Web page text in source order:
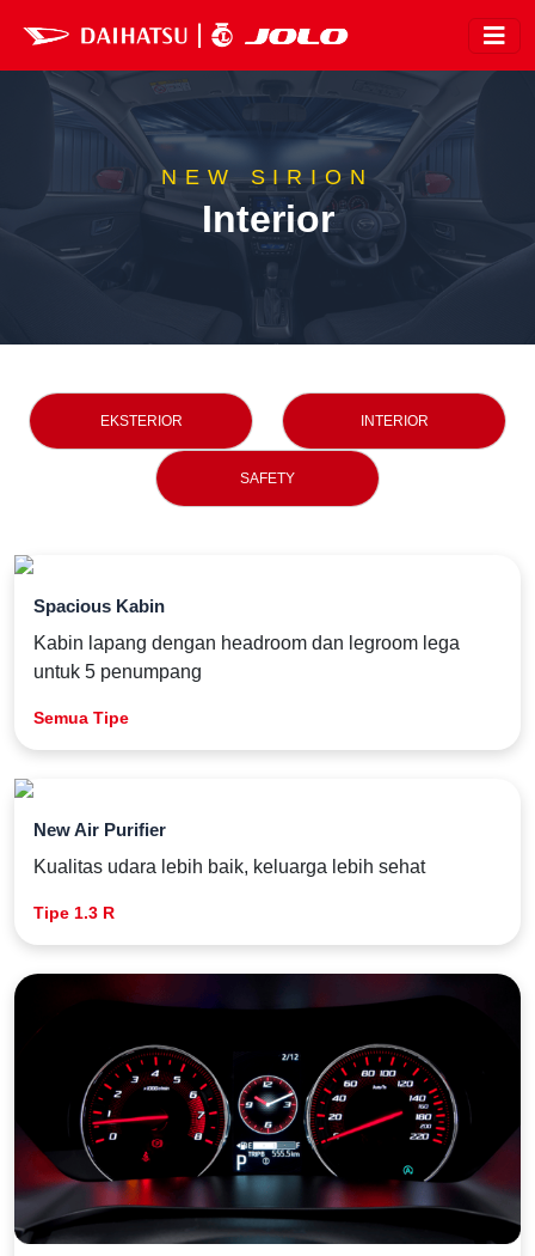
NEW SIRION
Interior
EKSTERIOR INTERIOR
SAFETY
Spacious Kabin
Kabin lapang dengan headroom dan legroom lega
untuk 5 penumpang
Semua Tipe
New Air Purifier
Kualitas udara lebih baik, keluarga lebih sehat
Tipe 1.3 R